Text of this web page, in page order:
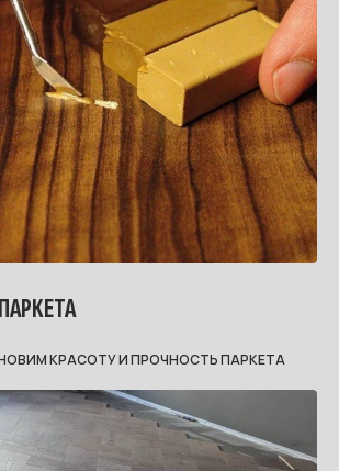
КРАСОТУ И ПРОЧНОСТЬ ПАРКЕТА